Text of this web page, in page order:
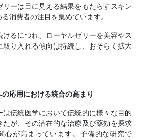
リーは目に見える結果をもたらすスキン
消費者の注目を集めています。
けるにつれ、ローヤルゼリーを美容やス
取り入れる傾向は持続し、おそらく拡大
応用における統合の高まり
は伝統医学において伝統的に様々な目的
たが、その潜在的な治療及び薬効を探求
心が高まっています。予備的な研究で